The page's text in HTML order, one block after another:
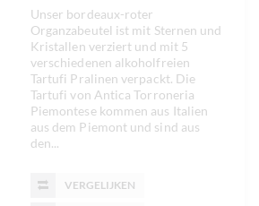
Unser bordeaux-roter
Organzabeutel ist mit Sternen und
Kristallen verziert und mit 5
verschiedenen alkoholfreien
Tartufi Pralinen verpackt. Die
Tartufi von Antica Torroneria
Piemontese kommen aus Italien
aus dem Piemont und sind aus
den...
VERGELIJKEN